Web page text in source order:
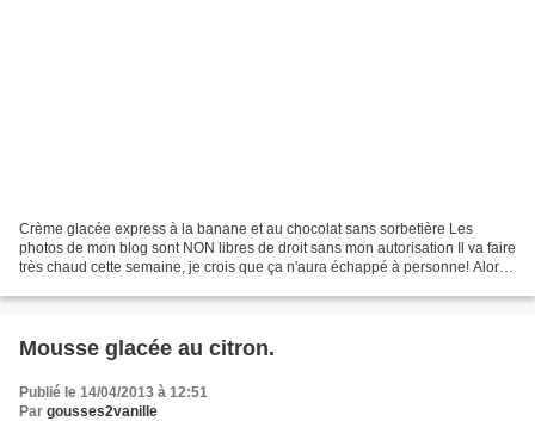
Crème glacée express à la banane et au chocolat sans sorbetière Les
photos de mon blog sont NON libres de droit sans mon autorisation Il va faire
très chaud cette semaine, je crois que ça n'aura échappé à personne! Alors,
Mousse glacée au citron.
Publié le 14/04/2013 à 12:51
Par gousses2vanille